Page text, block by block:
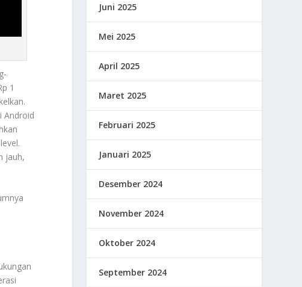
1
Android
jauh,
Juni 2025
Mei 2025
April 2025
Maret 2025
Februari 2025
Januari 2025
Desember 2024
November 2024
Oktober 2024
September 2024